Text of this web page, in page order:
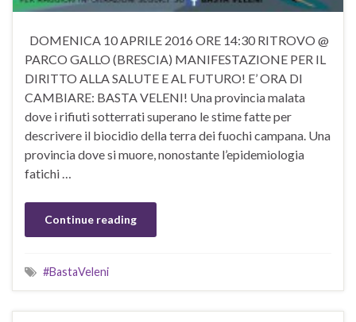
DOMENICA 10 APRILE 2016 ORE 14:30 RITROVO @
PARCO GALLO (BRESCIA) MANIFESTAZIONE PER IL
DIRITTO ALLA SALUTE E AL FUTURO! E’ ORA DI
CAMBIARE: BASTA VELENI! Una provincia malata
dove i rifiuti sotterrati superano le stime fatte per
descrivere il biocidio della terra dei fuochi campana. Una
provincia dove si muore, nonostante l’epidemiologia
fatichi …
Continue reading
#BastaVeleni